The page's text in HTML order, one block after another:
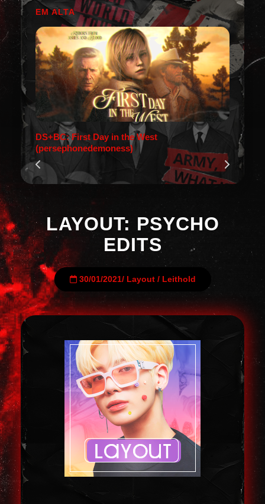
EM ALTA
DS+BC: First Day in the West
(persephonedemoness)
LAYOUT: PSYCHO
EDITS
30/01/2021/ Layout/ Leithold